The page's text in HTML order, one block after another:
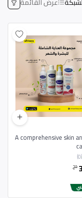
A comprehensive skin
(0)
دج